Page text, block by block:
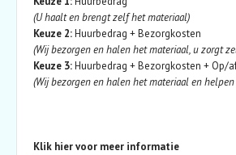
(U haalt en brengt zelf het materiaal)
Keuze 2:Huurbedrag + Bezorgkosten
(Wij bezorgen en halen het materiaal, u zorgt
Keuze 3:Huurbedrag + Bezorgkosten + Op/
(Wij bezorgen en halen het materiaal en
Klik hier voor meer informatie